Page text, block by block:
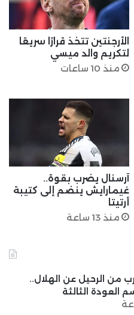
الأرجنتين تتخذ قرارًا سريعًا
لتكريم والد ميسي
منذ 10 ساعات
آرسنال يضرب بقوة..
غيمارايش ينضم إلى كتيبة
أرتيتا
منذ 13 ساعة
من الرحيل عن الهلال..
العودة الثالثة